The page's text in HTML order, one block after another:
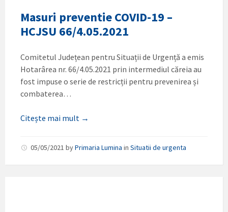
Masuri preventie COVID-19 –
HCJSU 66/4.05.2021
Comitetul Județean pentru Situații de Urgență a emis
Hotarârea nr. 66/4.05.2021 prin intermediul căreia au
fost impuse o serie de restricții pentru prevenirea și
combaterea…
Citește mai mult →
05/05/2021 byPrimaria Lumina in Situatii de urgenta